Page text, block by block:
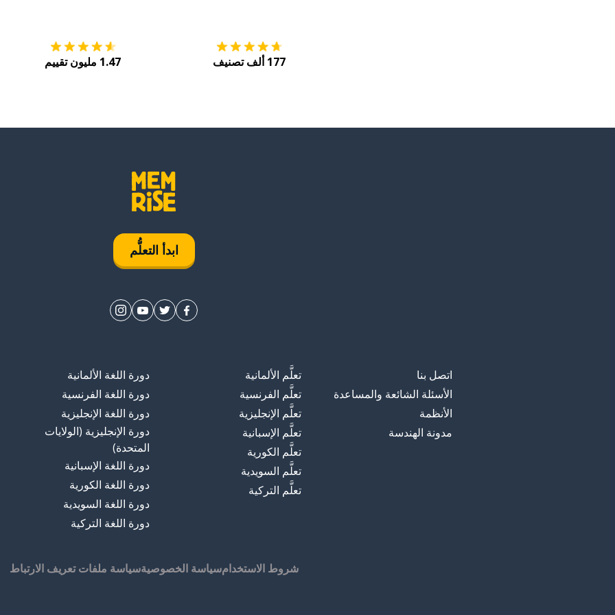
177 ألف تصنيف 1.47 مليون تقييم
ابدأ التعلُّم
اتصل بنا
الأسئلة الشائعة والمساعدة
الأنظمة
مدونة الهندسة
تعلَّم الألمانية
تعلَّم الفرنسية
تعلَّم الإنجليزية
تعلَّم الإسبانية
تعلَّم الكورية
تعلَّم السويدية
تعلَّم التركية
دورة اللغة الألمانية
دورة اللغة الفرنسية
دورة اللغة الإنجليزية
دورة الإنجليزية (الولايات
المتحدة)
دورة اللغة الإسبانية
دورة اللغة الكورية
دورة اللغة السويدية
دورة اللغة التركية
شروط الاستخدامسياسة الخصوصيةسياسة ملفات تعريف الارتباط